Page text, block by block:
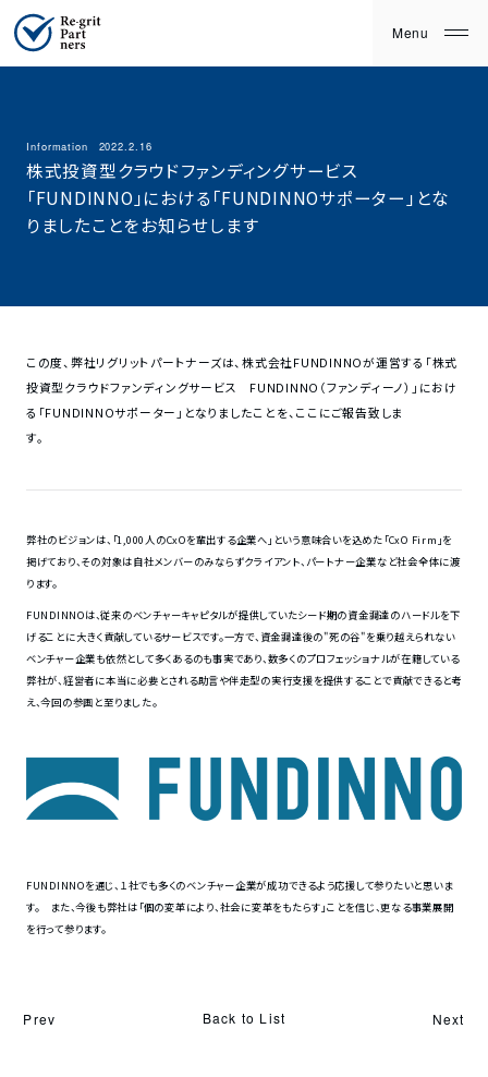
Information 2022.2.16
株式投資型クラウドファンディングサービス
「FUNDINNO」における「FUNDINNOサポーター」とな
りましたことをお知らせします
この度、弊社リグリットパートナーズは、株式会社FUNDINNOが運営する「株式
投資型クラウドファンディングサービス FUNDINNO（ファンディーノ）」におけ
る「FUNDINNOサポーター」となりましたことを、ここにご報告致しま
す。
弊社のビジョンは、「1,000人のCxOを輩出する企業へ」という意味合いを込めた「CxO Firm」を
掲げており、その対象は自社メンバーのみならずクライアント、パートナー企業など社会全体に渡
ります。
FUNDINNOは、従来のベンチャーキャピタルが提供していたシード期の資金調達のハードルを下
げることに大きく貢献しているサービスです。一方で、資金調達後の"死の谷"を乗り越えられない
ベンチャー企業も依然として多くあるのも事実であり、数多くのプロフェッショナルが在籍している
弊社が、経営者に本当に必要とされる助言や伴走型の実行支援を提供することで貢献できると考
え、今回の参画と至りました。
FUNDINNOを通じ、１社でも多くのベンチャー企業が成功できるよう応援して参りたいと思いま
す。 また、今後も弊社は「個の変革により、社会に変革をもたらす」ことを信じ、更なる事業展開
を行って参ります。
Prev Back to List Next